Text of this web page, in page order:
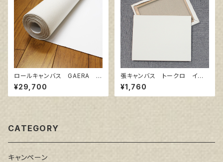
ロールキャンバス GAERA F
145㎝巾×5m巻
¥29,700
張キャンバス トークロ イエ
ロー 6号
¥1,760
CATEGORY
キャンペーン